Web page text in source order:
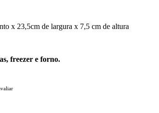
x 23,5cm de largura x 7,5 cm de altura
freezer e forno.